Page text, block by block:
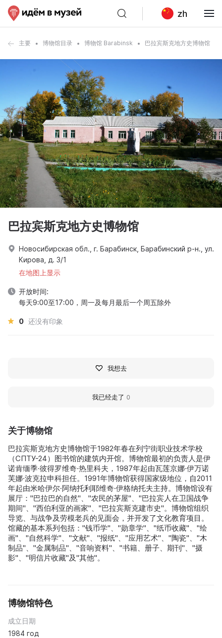
zh
主要 博物馆目录 博物馆 Barabinsk 巴拉宾斯克地方史博物馆
关于博物馆
巴拉宾斯克地方史博物馆于1982年春在列宁街职业技术学校
（СПТУ-24）图书馆的建筑内开馆。博物馆最初的负责人是伊
诺肯缅季·彼得罗维奇·热里科夫，1987年起由瓦莲京娜·伊万诺
芙娜·波克拉申科担任。1991年博物馆获得国家级地位，自2011
年起由米哈伊尔·阿纳托利耶维奇·伊格纳托夫主持。博物馆设有
展厅："巴拉巴的自然"、"农民的茅屋"、"巴拉宾人在卫国战争
期间"、"西伯利亚的画家"、"巴拉宾斯克建市史"。博物馆组织
导览、与战争及劳模老兵的见面会，并开发了文化教育项目。
馆藏的基本系列包括："钱币学"、"勋章学"、"纸币收藏"、"绘
画"、"自然科学"、"文献"、"报纸"、"应用艺术"、"陶瓷"、"木
制品"、"金属制品"、"音响资料"、"书籍、册子、期刊"、"摄
影"、"明信片收藏"及"其他"。
博物馆特色
成立日期
1984 год
巴拉宾斯克地方史博物馆
Новосибирская обл., г. Барабинск, Барабинский р-н., ул.
Кирова, д. 3/1
在地图上显示
开放时间:
每天9:00至17:00，周一及每月最后一个周五除外
0 还没有印象
我想去
我已经走了 0